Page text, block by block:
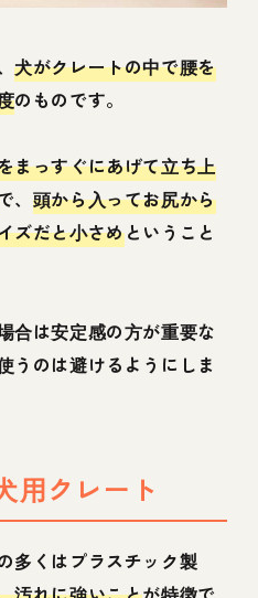
犬がクレートの中で腰を
のものです。
まっすぐにあげて立ち上
、 頭から入ってお尻から
ズだと小さめということ
合は安定感の方が重要な
うのは避けるようにしま
用クレート
多くはプラスチック製